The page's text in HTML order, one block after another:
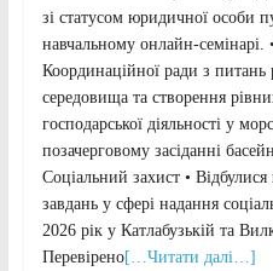
зі статусом юридичної особи
навчальному онлайн-семінарі.
Координаційної ради з питань
середовища та створення
господарської діяльності у
позачерговому засіданні
Соціальний захист •
завдань у сфері надання
2026 рік у Катлабузькій та
Перевірено[…Читати далі…]